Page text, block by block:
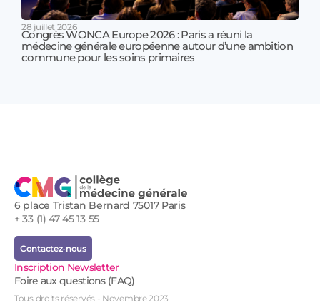
28 juillet 2026
Congrès WONCA Europe 2026 : Paris a réuni la
médecine générale européenne autour d’une ambition
commune pour les soins primaires
6 place Tristan Bernard 75017 Paris
+ 33 (1) 47 45 13 55
Contactez-nous
Inscription Newsletter
Foire aux questions (FAQ)
Tous droits réservés - Novembre 2023